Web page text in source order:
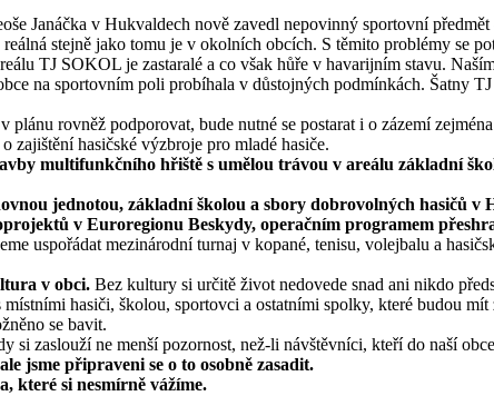
Janáčka v Hukvaldech nově zavedl nepovinný sportovní
stejně jako tomu je v okolních obcích. S těmito problémy se
TJ SOKOL je zastaralé a co však hůře v havarijním stavu.
na sportovním poli probíhala v důstojných podmínkách. Šatny
rovněž podporovat, bude nutné se postarat i o zázemí
zajištění hasičské výzbroje pro mladé hasiče.
multifunkčního hřiště s umělou trávou v areálu základní
jednotou, základní školou a sbory dobrovolných hasičů
v Euroregionu Beskydy, operačním programem
uspořádat mezinárodní turnaj v kopané, tenisu, volejbalu a
v obci. Bez kultury si určitě život nedovede snad ani nikdo
hasiči, školou, sportovci a ostatními spolky, které budou
se bavit.
zaslouží ne menší pozornost, než-li návštěvníci, kteří do naší
jsme připraveni se o to osobně zasadit.
které si nesmírně vážíme.